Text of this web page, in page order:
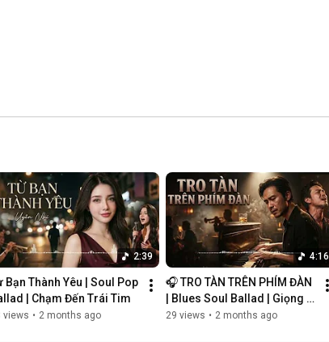
chạm đến trái tim và mang lại sự đồng cảm cho
2:39
Bạn Thành Yêu | Soul Pop
| Chạm Đến Trái Tim
views • 2 months ago
4:16
🎧 TRO TÀN TRÊN PHÍM ĐÀN
| Blues Soul Ballad | Giọng
Nam Khàn Đầy Cảm Xúc
29 views • 2 months ago